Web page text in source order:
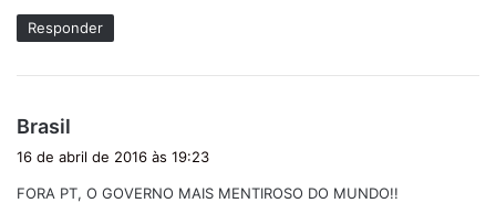
Responder
Brasil
s
16 de abril de 2016 às 19:23
FORA PT, O GOVERNO MAIS MENTIROSO DO MUNDO!!